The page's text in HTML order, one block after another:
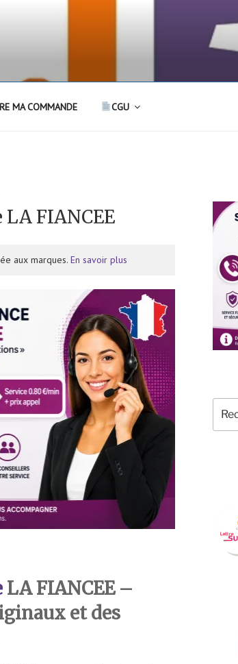
MA COMMANDE CGU
FIANCEE
aux marques. En savoir plus
LA FIANCEE –
et des
pour